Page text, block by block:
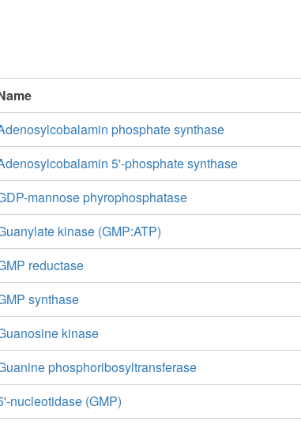
phosphate synthase
5'-phosphate synthase
mannose phyrophosphatase
kinase (GMP:ATP)
reductase
synthase
kinase
phosphoribosyltransferase
nucleotidase (GMP)